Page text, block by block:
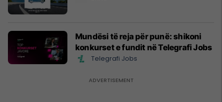
Mundësi të reja për punë: shikoni
konkurset e fundit në Telegrafi Jobs
Telegrafi Jobs